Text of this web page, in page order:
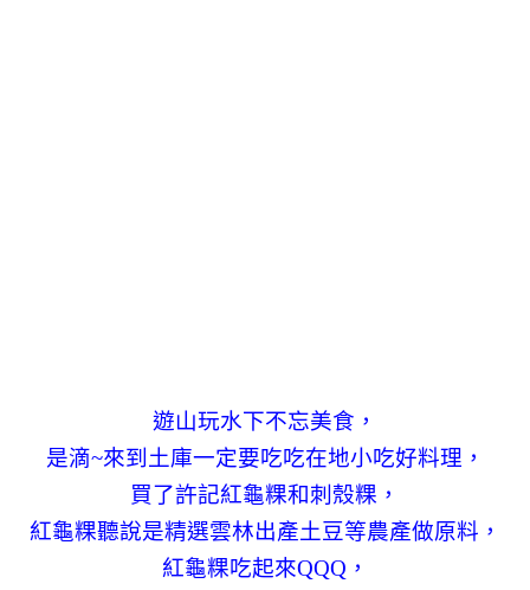
遊山玩水下不忘美食，
是滴~來到土庫一定要吃吃在地小吃好料理，
買了許記紅龜粿和刺殼粿，
紅龜粿聽說是精選雲林出產土豆等農產做原料，
紅龜粿吃起來QQQ，